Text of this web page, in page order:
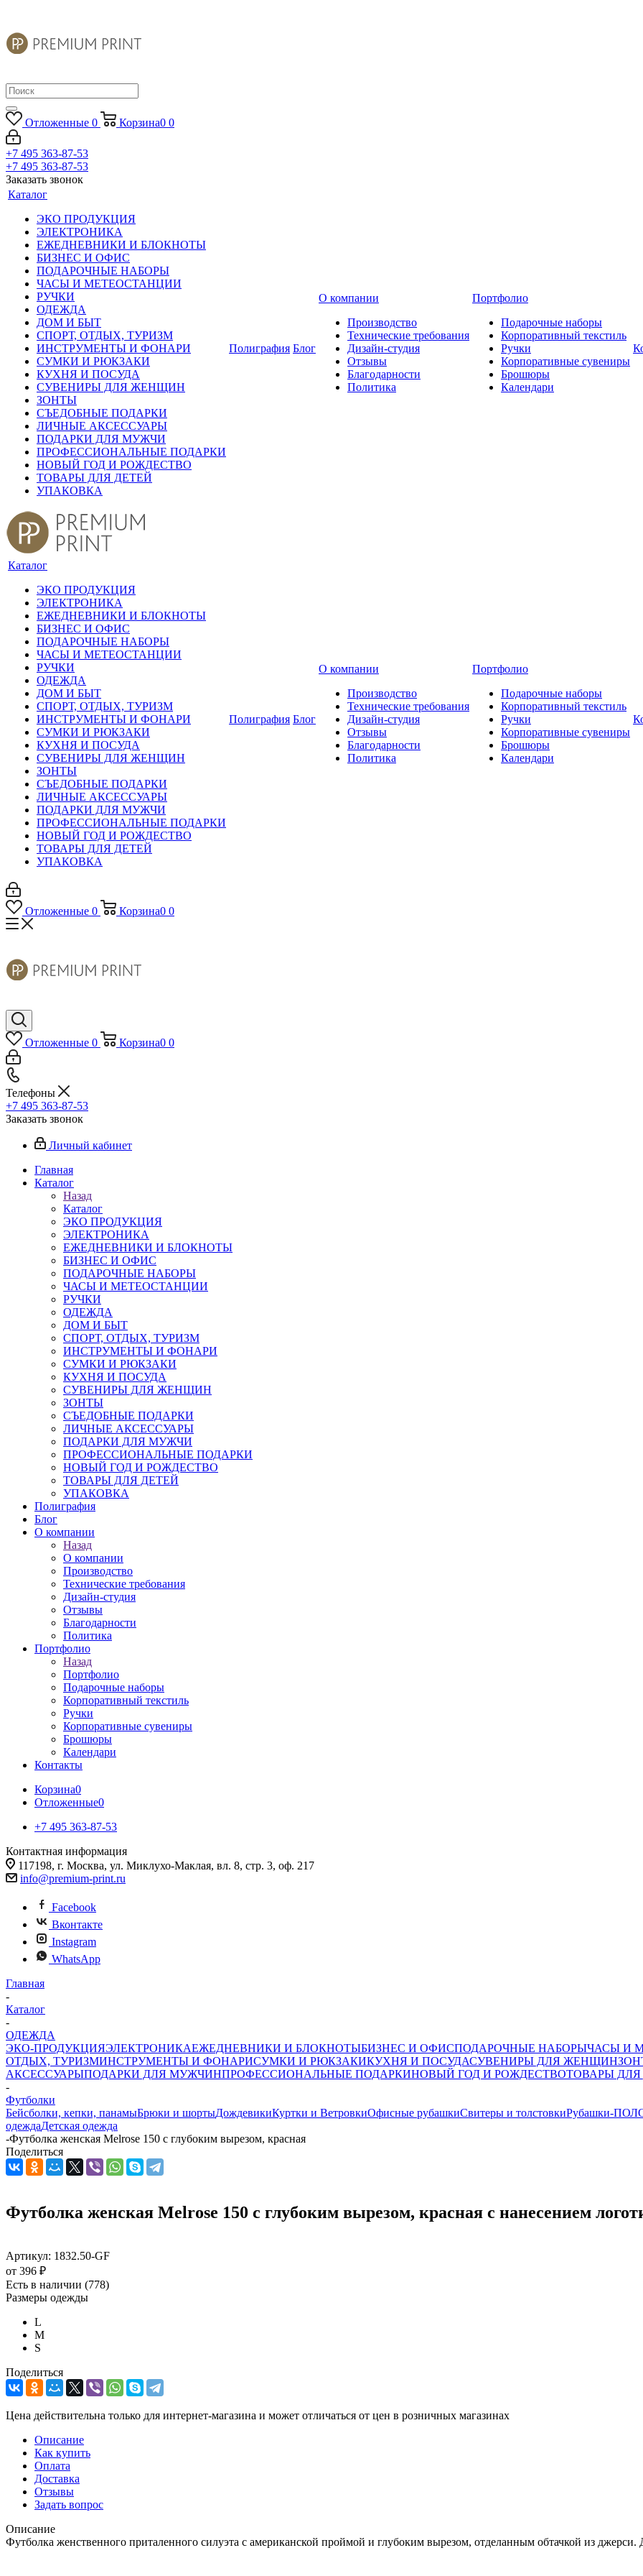
Отложенные 0 Корзина0 0
+7 495 363-87-53
+7 495 363-87-53
Заказать звонок
Каталог
ЭКО ПРОДУКЦИЯ
ЭЛЕКТРОНИКА
ЕЖЕДНЕВНИКИ И БЛОКНОТЫ
БИЗНЕС И ОФИС
ПОДАРОЧНЫЕ НАБОРЫ
ЧАСЫ И МЕТЕОСТАНЦИИ
РУЧКИ
ОДЕЖДА
ДОМ И БЫТ
СПОРТ, ОТДЫХ, ТУРИЗМ
ИНСТРУМЕНТЫ И ФОНАРИ
СУМКИ И РЮКЗАКИ
КУХНЯ И ПОСУДА
СУВЕНИРЫ ДЛЯ ЖЕНЩИН
ЗОНТЫ
СЪЕДОБНЫЕ ПОДАРКИ
ЛИЧНЫЕ АКСЕССУАРЫ
ПОДАРКИ ДЛЯ МУЖЧИ
ПРОФЕССИОНАЛЬНЫЕ ПОДАРКИ
НОВЫЙ ГОД И РОЖДЕСТВО
ТОВАРЫ ДЛЯ ДЕТЕЙ
УПАКОВКА
Полиграфия Блог
О компании
Производство
Технические требования
Дизайн-студия
Отзывы
Благодарности
Политика
Портфолио
Подарочные наборы
Корпоративный текстиль
Ручки
Корпоративные сувениры
Брошюры
Календари
Каталог
ЭКО ПРОДУКЦИЯ
ЭЛЕКТРОНИКА
ЕЖЕДНЕВНИКИ И БЛОКНОТЫ
БИЗНЕС И ОФИС
ПОДАРОЧНЫЕ НАБОРЫ
ЧАСЫ И МЕТЕОСТАНЦИИ
РУЧКИ
ОДЕЖДА
ДОМ И БЫТ
СПОРТ, ОТДЫХ, ТУРИЗМ
ИНСТРУМЕНТЫ И ФОНАРИ
СУМКИ И РЮКЗАКИ
КУХНЯ И ПОСУДА
СУВЕНИРЫ ДЛЯ ЖЕНЩИН
ЗОНТЫ
СЪЕДОБНЫЕ ПОДАРКИ
ЛИЧНЫЕ АКСЕССУАРЫ
ПОДАРКИ ДЛЯ МУЖЧИ
ПРОФЕССИОНАЛЬНЫЕ ПОДАРКИ
НОВЫЙ ГОД И РОЖДЕСТВО
ТОВАРЫ ДЛЯ ДЕТЕЙ
УПАКОВКА
Полиграфия Блог
О компании
Производство
Технические требования
Дизайн-студия
Отзывы
Благодарности
Политика
Портфолио
Подарочные наборы
Корпоративный текстиль
Ручки
Корпоративные сувениры
Брошюры
Календари
Отложенные 0 Корзина0 0
Отложенные 0 Корзина0 0
Телефоны
+7 495 363-87-53
Заказать звонок
Личный кабинет
Главная
Каталог
Назад
Каталог
ЭКО ПРОДУКЦИЯ
ЭЛЕКТРОНИКА
ЕЖЕДНЕВНИКИ И БЛОКНОТЫ
БИЗНЕС И ОФИС
ПОДАРОЧНЫЕ НАБОРЫ
ЧАСЫ И МЕТЕОСТАНЦИИ
РУЧКИ
ОДЕЖДА
ДОМ И БЫТ
СПОРТ, ОТДЫХ, ТУРИЗМ
ИНСТРУМЕНТЫ И ФОНАРИ
СУМКИ И РЮКЗАКИ
КУХНЯ И ПОСУДА
СУВЕНИРЫ ДЛЯ ЖЕНЩИН
ЗОНТЫ
СЪЕДОБНЫЕ ПОДАРКИ
ЛИЧНЫЕ АКСЕССУАРЫ
ПОДАРКИ ДЛЯ МУЖЧИ
ПРОФЕССИОНАЛЬНЫЕ ПОДАРКИ
НОВЫЙ ГОД И РОЖДЕСТВО
ТОВАРЫ ДЛЯ ДЕТЕЙ
УПАКОВКА
Полиграфия
Блог
О компании
Назад
О компании
Производство
Технические требования
Дизайн-студия
Отзывы
Благодарности
Политика
Портфолио
Назад
Портфолио
Подарочные наборы
Корпоративный текстиль
Ручки
Корпоративные сувениры
Брошюры
Календари
Контакты
Корзина0
Отложенные0
+7 495 363-87-53
Контактная информация
117198, г. Москва, ул. Миклухо-Маклая, вл. 8, стр. 3, оф. 217
info@premium-print.ru
Facebook
Вконтакте
Instagram
WhatsApp
Главная
-
Каталог
-
ОДЕЖДА
ЭКО-ПРОДУКЦИЯЭЛЕКТРОНИКАЕЖЕДНЕВНИКИ И БЛОКНОТЫБИЗНЕС И ОФИСПОДАРОЧНЫЕ НАБОРЫЧАСЫ И
ОТДЫХ, ТУРИЗМИНСТРУМЕНТЫ И ФОНАРИСУМКИ И РЮКЗАКИКУХНЯ И ПОСУДАСУВЕНИРЫ ДЛЯ ЖЕНЩИН
АКСЕССУАРЫПОДАРКИ ДЛЯ МУЖЧИНПРОФЕССИОНАЛЬНЫЕ ПОДАРКИНОВЫЙ ГОД И РОЖДЕСТВОТОВАРЫ ДЛЯ
-
Футболки
Бейсболки, кепки, панамыБрюки и шортыДождевикиКуртки и ВетровкиОфисные рубашкиСвитеры и толстовкиРубашки-
одеждаДетская одежда
-Футболка женская Melrose 150 с глубоким вырезом, красная
Поделиться
Футболка женская Melrose 150 с глубоким вырезом, красная с нанесением
Артикул: 1832.50-GF
от 396 ₽
Есть в наличии (778)
Размеры одежды
L
M
S
Поделиться
Цена действительна только для интернет-магазина и может отличаться от цен в розничных магазинах
Описание
Как купить
Оплата
Доставка
Отзывы
Задать вопрос
Описание
Футболка женственного приталенного силуэта с американской проймой и глубоким вырезом, отделанным обтачкой из джерси.